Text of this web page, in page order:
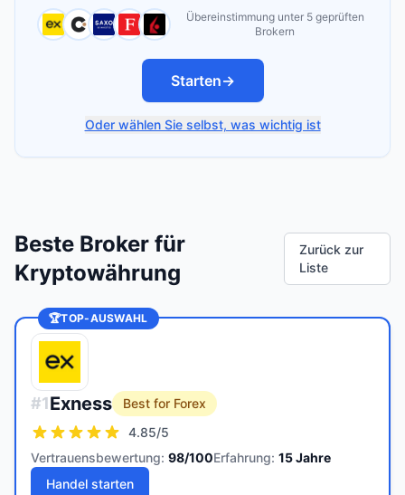
Übereinstimmung unter 5 geprüften
Brokern
Starten→
Oder wählen Sie selbst, was wichtig ist
Beste Broker für
Kryptowährung
Zurück zur
Liste
🏆TOP-AUSWAHL
#1Exness
Best for Forex
4.85/5
Vertrauensbewertung: 98/100Erfahrung: 15Jahre
Handel starten